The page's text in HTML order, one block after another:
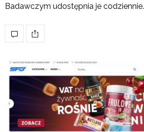
Badawczym udostępnia je codziennie.